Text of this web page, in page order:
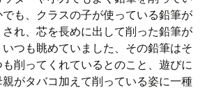
も、クラスの子が使っている鉛筆が
れ、芯を長めに出して削った鉛筆が
つも眺めていました、その鉛筆はそ
削ってくれているとのこと、遊びに
がタバコ加えて削っている姿に一種